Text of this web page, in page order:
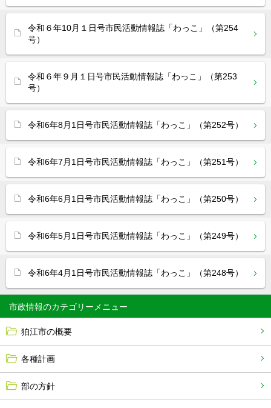
市政情報
狛江市の概要
各種計画
部の方針
令和６年10月１日号市民活動情報誌「わっこ」（第254
号）
令和６年９月１日号市民活動情報誌「わっこ」（第253
号）
令和6年8月1日号市民活動情報誌「わっこ」（第252号）
令和6年7月1日号市民活動情報誌「わっこ」（第251号）
令和6年6月1日号市民活動情報誌「わっこ」（第250号）
令和6年5月1日号市民活動情報誌「わっこ」（第249号）
令和6年4月1日号市民活動情報誌「わっこ」（第248号）